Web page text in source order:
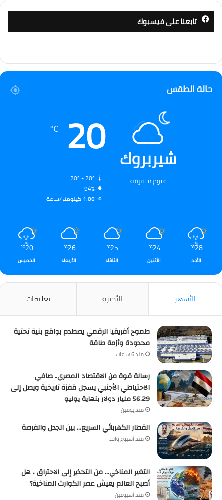
تابعنا على فيسبوك
حالة الطقس
شيربروك
غيوم متفرقة
20
℃
94%
1.88 كيلومتر/ساعة
28
℃
الأحد
24
℃
الأثنين
25
℃
الثلاثاء
26
℃
الأربعاء
20
℃
الخميس
الأشهر الأخيرة تعليقات
طموح أفريقيا الرقمي يصطدم بواقع بنية تحتية
محدودة وأزمة طاقة
منذ 6 ساعات
رسالة قوة من الاقتصاد المصري.. صافي
الاحتياطي الأجنبي يسجل قفزة تاريخية ويصل إلى
56.29 مليار دولار بنهاية يوليو
منذ يومين
القطار الكهربائي السريع… بين الجدل والفرصة
منذ أسبوع واحد
التغير المناخي… من التحذير إلى الاحتراق ، هل
أصبح العالم يعيش عصر الكوارث المناخية؟
منذ أسبوعين